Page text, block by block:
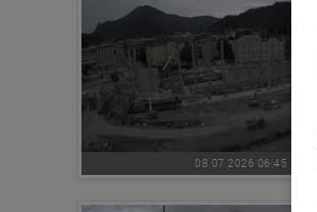
08.07.2026 06:45